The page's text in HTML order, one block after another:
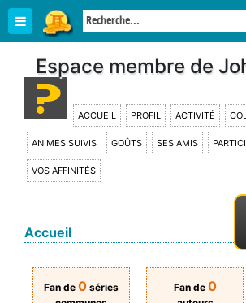
Espace membre de
ACCUEIL PROFIL ACTIVITÉ
ANIMES SUIVIS GOÛTS SES AMIS
VOS AFFINITÉS
Accueil
Fan de 0 séries
Fan de 0